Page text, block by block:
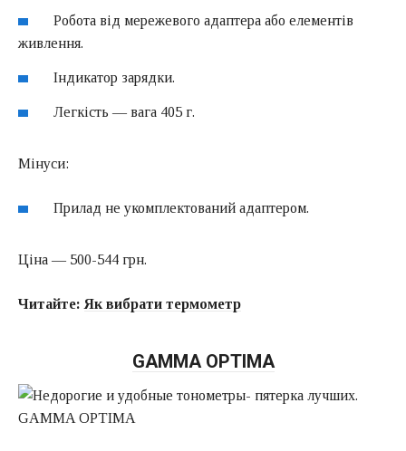
Робота від мережевого адаптера або елементів
живлення.
Індикатор зарядки.
Легкість — вага 405 г.
Мінуси:
Прилад не укомплектований адаптером.
Ціна — 500-544 грн.
Читайте: Як вибрати термометр
GAMMA OPTIMA